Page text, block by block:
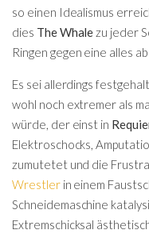
so einen Idealismus
dies The Whalezu jeder
Ringen gegen eine alles
Es sei allerdings
wohl noch extremer als
würde, der einst in
Elektroschocks,
zumutetet und die
Wrestlerin einem
Schneidemaschine
Extremschicksal